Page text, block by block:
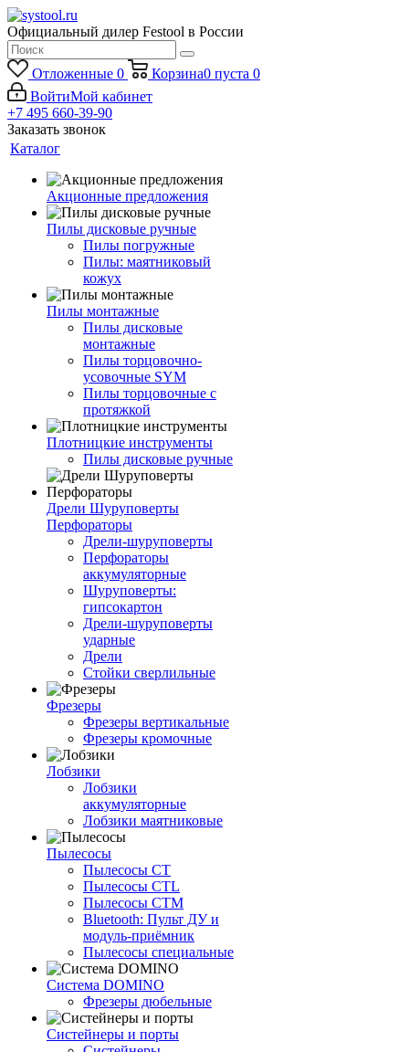
Официальный дилер Festool в России
Отложенные 0 Корзина0 пуста 0
ВойтиМой кабинет
+7 495 660-39-90
Заказать звонок
Каталог
Акционные предложения
Пилы дисковые ручные
Пилы погружные
Пилы: маятниковый
кожух
Пилы монтажные
Пилы дисковые
монтажные
Пилы торцовочно-
усовочные SYM
Пилы торцовочные с
протяжкой
Плотницкие инструменты
Пилы дисковые ручные
Дрели Шуруповерты
Перфораторы
Дрели-шуруповерты
Перфораторы
аккумуляторные
Шуруповерты:
гипсокартон
Дрели-шуруповерты
ударные
Дрели
Стойки сверлильные
Фрезеры
Фрезеры вертикальные
Фрезеры кромочные
Лобзики
Лобзики
аккумуляторные
Лобзики маятниковые
Пылесосы
Пылесосы CT
Пылесосы CTL
Пылесосы CTM
Bluetooth: Пульт ДУ и
модуль-приёмник
Пылесосы специальные
Система DOMINO
Фрезеры дюбельные
Систейнеры и порты